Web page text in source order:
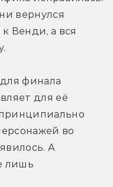
вернулся
Венди, а вся
финала
для её
во
А
лишь